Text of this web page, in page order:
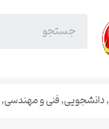
,دانشجویی,فنی و مهندسی,